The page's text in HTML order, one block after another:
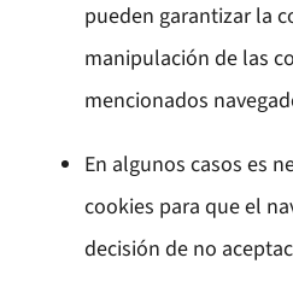
pueden garantizar la
manipulación de las
mencionados
En algunos casos es
cookies para que el
decisión de no